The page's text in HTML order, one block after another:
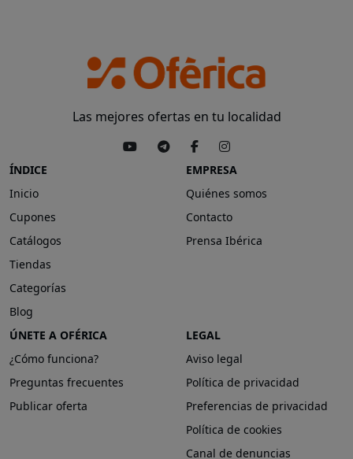
Las mejores ofertas en tu localidad
ÍNDICE
Inicio
Cupones
Catálogos
Tiendas
Categorías
Blog
EMPRESA
Quiénes somos
Contacto
Prensa Ibérica
ÚNETE A OFÉRICA
¿Cómo funciona?
Preguntas frecuentes
Publicar oferta
LEGAL
Aviso legal
Política de privacidad
Preferencias de privacidad
Política de cookies
Canal de denuncias